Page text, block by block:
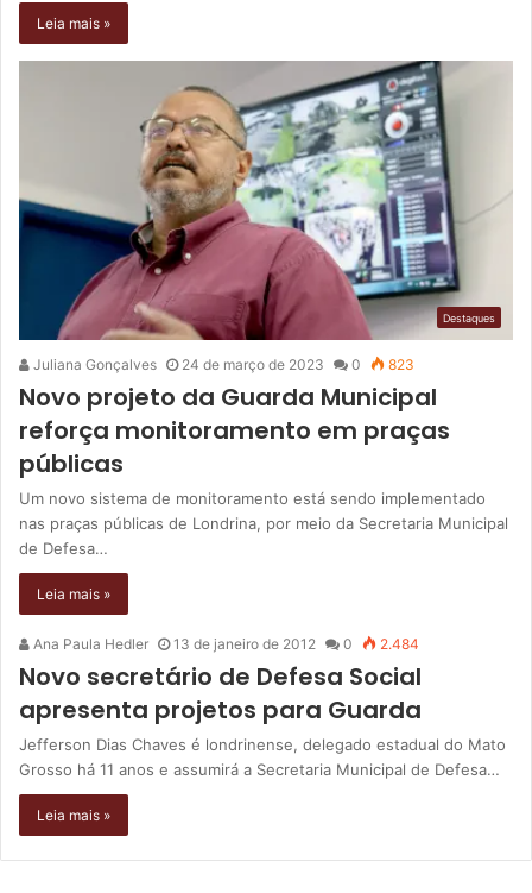
Leia mais »
Destaques
Juliana Gonçalves 24 de março de 2023 0 823
Novo projeto da Guarda Municipal
reforça monitoramento em praças
públicas
Um novo sistema de monitoramento está sendo implementado
nas praças públicas de Londrina, por meio da Secretaria Municipal
de Defesa…
Leia mais »
Ana Paula Hedler 13 de janeiro de 2012 0 2.484
Novo secretário de Defesa Social
apresenta projetos para Guarda
Jefferson Dias Chaves é londrinense, delegado estadual do Mato
Grosso há 11 anos e assumirá a Secretaria Municipal de Defesa…
Leia mais »